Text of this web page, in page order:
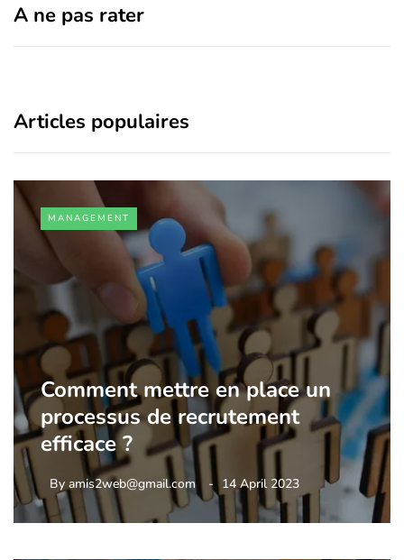
A ne pas rater
Articles populaires
MANAGEMENT
Comment mettre en place un
processus de recrutement
efficace ?
By amis2web@gmail.com 14 April 2023